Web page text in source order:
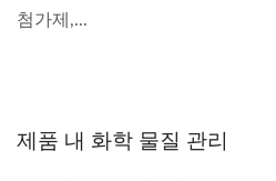
첨가제,...
제품 내 화학 물질 관리